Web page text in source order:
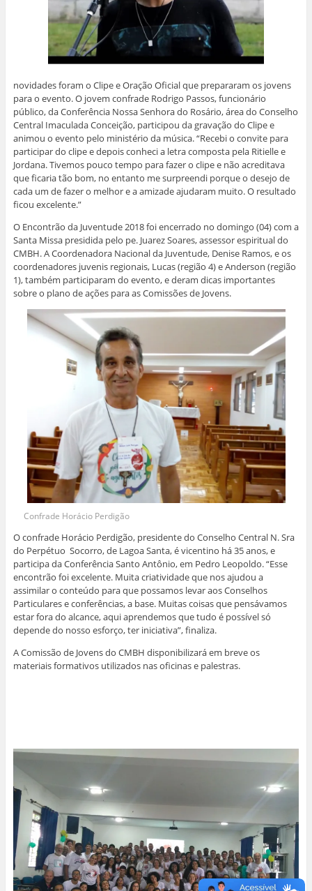
novidades foram o Clipe e Oração Oficial que prepararam os jovens
para o evento. O jovem confrade Rodrigo Passos, funcionário
público, da Conferência Nossa Senhora do Rosário, área do Conselho
Central Imaculada Conceição, participou da gravação do Clipe e
animou o evento pelo ministério da música. “Recebi o convite para
participar do clipe e depois conheci a letra composta pela Ritielle e
Jordana. Tivemos pouco tempo para fazer o clipe e não acreditava
que ficaria tão bom, no entanto me surpreendi porque o desejo de
cada um de fazer o melhor e a amizade ajudaram muito. O resultado
ficou excelente.”
O Encontrão da Juventude 2018 foi encerrado no domingo (04) com a
Santa Missa presidida pelo pe. Juarez Soares, assessor espiritual do
CMBH. A Coordenadora Nacional da Juventude, Denise Ramos, e os
coordenadores juvenis regionais, Lucas (região 4) e Anderson (região
1), também participaram do evento, e deram dicas importantes
sobre o plano de ações para as Comissões de Jovens.
Confrade Horácio Perdigão
O confrade Horácio Perdigão, presidente do Conselho Central N. Sra
do Perpétuo Socorro, de Lagoa Santa, é vicentino há 35 anos, e
participa da Conferência Santo Antônio, em Pedro Leopoldo. “Esse
encontrão foi excelente. Muita criatividade que nos ajudou a
assimilar o conteúdo para que possamos levar aos Conselhos
Particulares e conferências, a base. Muitas coisas que pensávamos
estar fora do alcance, aqui aprendemos que tudo é possível só
depende do nosso esforço, ter iniciativa”, finaliza.
A Comissão de Jovens do CMBH disponibilizará em breve os
materiais formativos utilizados nas oficinas e palestras.